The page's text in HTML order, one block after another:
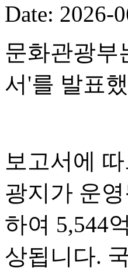
Date: 2026-
문화관광부
서'를 발표
보고서에
광지가 운
하여 5,544
상됩니다.